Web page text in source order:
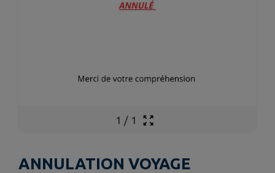
1 / 1
ANNULATION VOYAGE